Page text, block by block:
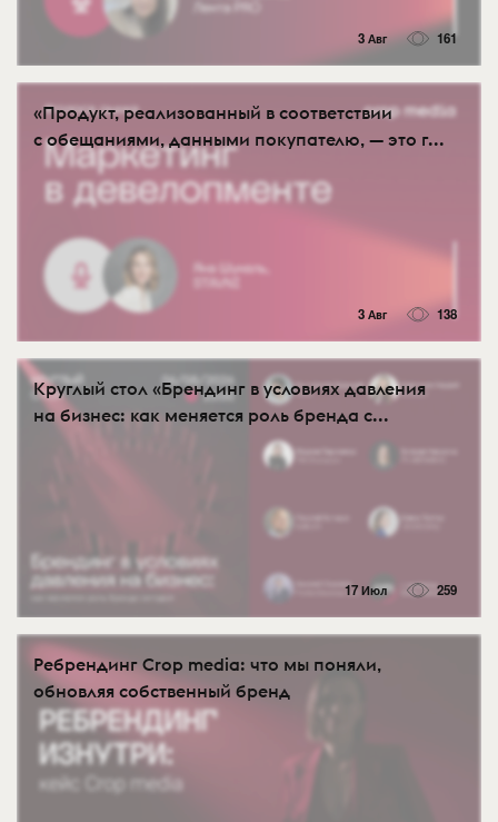
3 Авг 161
«Продукт, реализованный в соответствии
с обещаниями, данными покупателю, — это г...
3 Авг 138
Круглый стол «Брендинг в условиях давления
на бизнес: как меняется роль бренда с...
17 Июл 259
Ребрендинг Crop media: что мы поняли,
обновляя собственный бренд